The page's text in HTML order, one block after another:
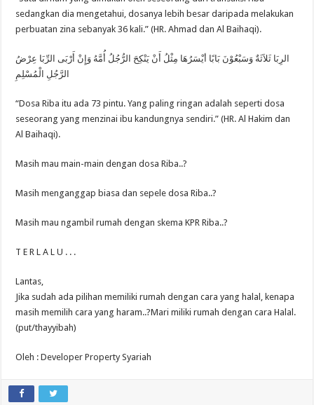
sedangkan dia mengetahui, dosanya lebih besar daripada melakukan
perbuatan zina sebanyak 36 kali.” (HR. Ahmad dan Al Baihaqi).
الرِبَا ثَلاَثَةٌ وَسَبْعُوْنَ بَابًا أيْسَرُهَا مِثْلُ أَنْ يَنْكِحَ الرُّجُلُ أُمَّهُ وَإِنْ أَرْبَى الرِّبَا عِرْضُ
الرَّجُلِ الْمُسْلِمِ
“Dosa Riba itu ada 73 pintu. Yang paling ringan adalah seperti dosa
seseorang yang menzinai ibu kandungnya sendiri.” (HR. Al Hakim dan
Al Baihaqi).
Masih mau main-main dengan dosa Riba..?
Masih menganggap biasa dan sepele dosa Riba..?
Masih mau ngambil rumah dengan skema KPR Riba..?
T E R L A L U . . .
Lantas,
Jika sudah ada pilihan memiliki rumah dengan cara yang halal, kenapa
masih memilih cara yang haram..?Mari miliki rumah dengan cara Halal.
(put/thayyibah)
Oleh : Developer Property Syariah